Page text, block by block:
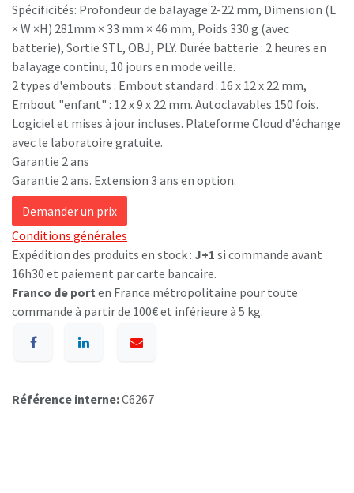
Spécificités: Profondeur de balayage 2-22 mm, Dimension (L
× W ×H) 281mm × 33 mm × 46 mm, Poids 330 g (avec
batterie), Sortie STL, OBJ, PLY. Durée batterie : 2 heures en
balayage continu, 10 jours en mode veille.
2 types d'embouts : Embout standard : 16 x 12 x 22 mm,
Embout "enfant" : 12 x 9 x 22 mm. Autoclavables 150 fois.
Logiciel et mises à jour incluses. Plateforme Cloud d'échange
avec le laboratoire gratuite.
Garantie 2 ans
Garantie 2 ans. Extension 3 ans en option.
Demander un prix
Conditions générales
Expédition des produits en stock : J+1 si commande avant
16h30 et paiement par carte bancaire.
Franco de port en France métropolitaine pour toute
commande à partir de 100€ et inférieure à 5 kg.
Référence interne:C6267